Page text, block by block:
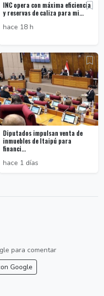
INC opera con máxima eficiencia
y reservas de caliza para mi...
hace 18 h
Diputados impulsan venta de
inmuebles de Itaipú para
financi...
hace 1 días
para comentar
Google